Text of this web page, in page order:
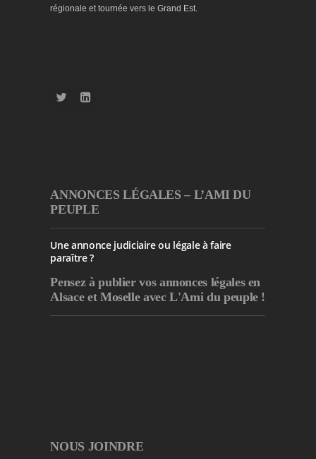
régionale et tournée vers le Grand Est.
ANNONCES LÉGALES – L’AMI DU
PEUPLE
Une annonce judiciaire ou légale à faire
paraître ?
Pensez à publiervos annonces légales en
Alsace et Moselle avec L'Ami du peuple !
NOUS JOINDRE